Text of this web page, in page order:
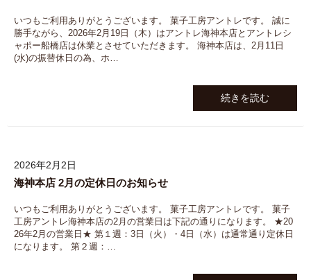
いつもご利用ありがとうございます。 菓子工房アントレです。 誠に
勝手ながら、2026年2月19日（木）はアントレ海神本店とアントレシ
ャポー船橋店は休業とさせていただきます。 海神本店は、2月11日
(水)の振替休日の為、ホ…
続きを読む
2026年2月2日
海神本店 2月の定休日のお知らせ
いつもご利用ありがとうございます。 菓子工房アントレです。 菓子
工房アントレ海神本店の2月の営業日は下記の通りになります。 ★20
26年2月の営業日★ 第１週：3日（火）・4日（水）は通常通り定休日
になります。 第２週：…